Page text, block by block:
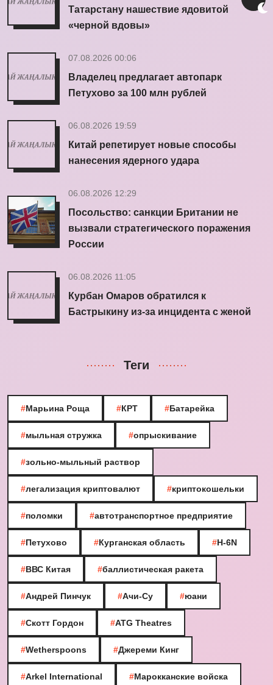
Татарстану нашествие ядовитой
«черной вдовы»
07.08.2026 00:06
Владелец предлагает автопарк
Петухово за 100 млн рублей
06.08.2026 19:59
Китай репетирует новые способы
нанесения ядерного удара
06.08.2026 12:29
Посольство: санкции Британии не
вызвали стратегического поражения
России
06.08.2026 11:05
Курбан Омаров обратился к
Бастрыкину из-за инцидента с женой
Теги
#Марьина Роща #КРТ #Батарейка
#мыльная стружка #опрыскивание
#зольно-мыльный раствор
#легализация криптовалют #криптокошельки
#поломки #автотранспортное предприятие
#Петухово #Курганская область #H-6N
#ВВС Китая #баллистическая ракета
#Андрей Пинчук #Ачи-Су #юани
#Скотт Гордон #ATG Theatres
#Wetherspoons #Джереми Кинг
#Arkel International #Марокканские войска